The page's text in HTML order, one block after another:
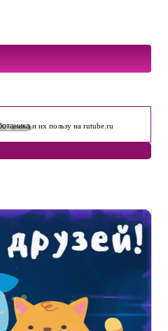
и их пользу на rutube.ru